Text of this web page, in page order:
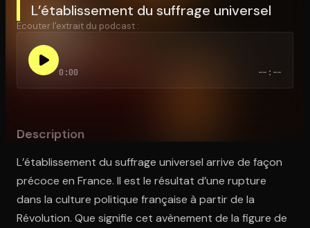
L’établissement du suffrage universel
Écouter l'extrait du podcast :
0:00 --:--
Description
L’établissement du suffrage universel arrive de façon
précoce en France. Il est le résultat d’une rupture
dans la culture politique française à partir de la
Révolution. Que signifie cet avènement de la figure de